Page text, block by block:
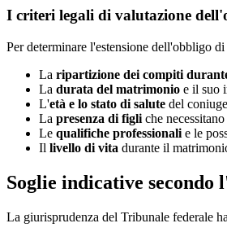
I criteri legali di valutazione
Per determinare l'estensione dell'obbligo
La ripartizione dei compiti
La durata del matrimonio e il suo
L'età e lo stato di salute del
La presenza di figli che
Le qualifiche professionali e le
Il livello di vita durante il
Soglie indicative secondo
La giurisprudenza del Tribunale federale